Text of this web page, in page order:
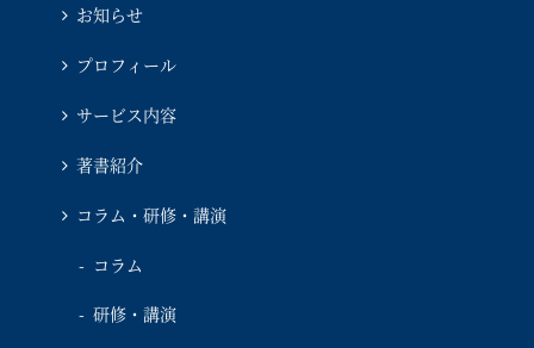
お知らせ
プロフィール
サービス内容
著書紹介
コラム・研修・講演
コラム
研修・講演